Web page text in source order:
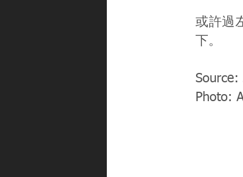
或許過
下。
Source:
Photo: